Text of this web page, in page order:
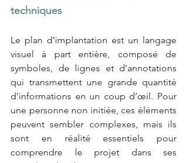
techniques
Le plan d’implantation est un langage
visuel à part entière, composé de
symboles, de lignes et d’annotations
qui transmettent une grande quantité
d’informations en un coup d’œil. Pour
une personne non initiée, ces éléments
peuvent sembler complexes, mais ils
sont en réalité essentiels pour
comprendre le projet dans ses